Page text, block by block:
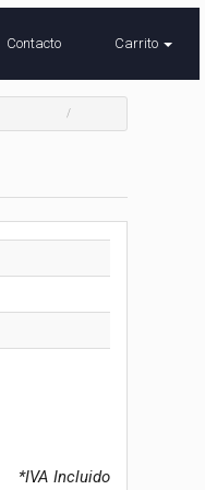
Contacto Carrito
*IVA Incluido